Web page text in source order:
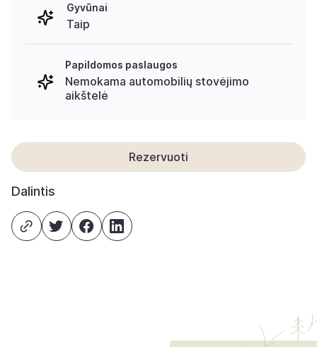
Gyvūnai
Taip
Papildomos paslaugos
Nemokama automobilių stovėjimo
aikštelė
Rezervuoti
Dalintis